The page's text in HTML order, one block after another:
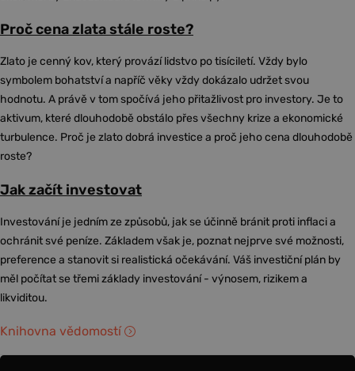
Proč cena zlata stále roste?
Zlato je cenný kov, který provází lidstvo po tisíciletí. Vždy bylo
symbolem bohatství a napříč věky vždy dokázalo udržet svou
hodnotu. A právě v tom spočívá jeho přitažlivost pro investory. Je to
aktivum, které dlouhodobě obstálo přes všechny krize a ekonomické
turbulence. Proč je zlato dobrá investice a proč jeho cena dlouhodobě
roste?
Jak začít investovat
Investování je jedním ze způsobů, jak se účinně bránit proti inflaci a
ochránit své peníze. Základem však je, poznat nejprve své možnosti,
preference a stanovit si realistická očekávání. Váš investiční plán by
měl počítat se třemi základy investování - výnosem, rizikem a
likviditou.
Knihovna vědomostí